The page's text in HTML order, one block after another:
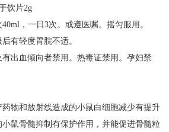
饮片2g
，一日3次。或遵医嘱。摇匀服用。
有轻度胃脘不适。
出血倾向者禁用。热毒证禁用。孕妇禁
药物和放射线造成的小鼠白细胞减少有提升
鼠骨髓抑制有保护作用，并能促进骨髓粒